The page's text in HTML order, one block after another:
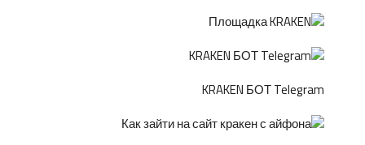
KRAKEN БОТ Telegram